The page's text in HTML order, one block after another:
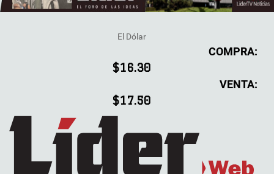
El Dólar
COMPRA:
$16.30
VENTA:
$17.50